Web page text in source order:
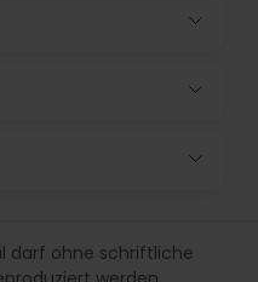
darf ohne schriftliche